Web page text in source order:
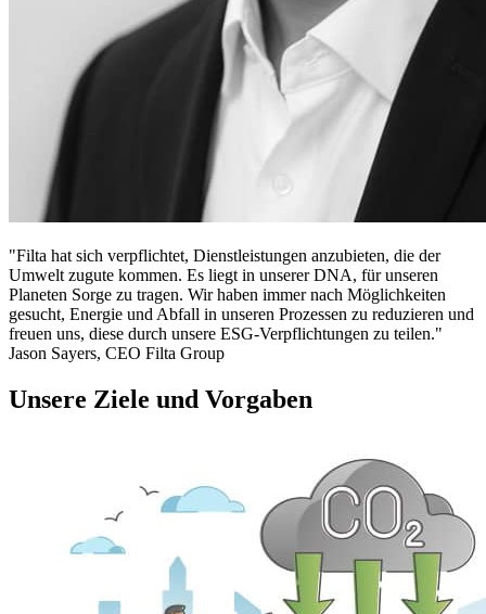
Filta hat sich verpflichtet, Dienstleistungen anzubieten, die der
Umwelt zugute kommen. Es liegt in unserer DNA, für unseren
Planeten Sorge zu tragen. Wir haben immer nach Möglichkeiten
gesucht, Energie und Abfall in unseren Prozessen zu reduzieren und
freuen uns, diese durch unsere ESG-Verpflichtungen zu teilen.
Jason Sayers, CEO Filta Group
Unsere Ziele und Vorgaben